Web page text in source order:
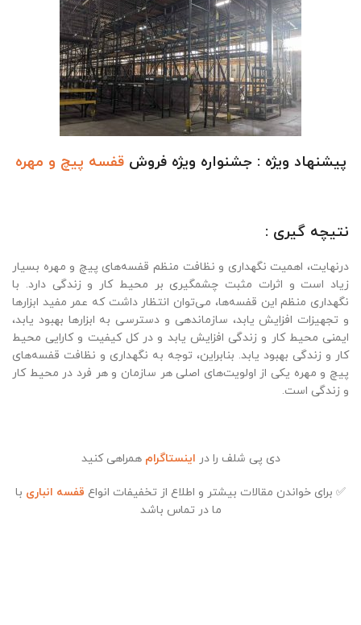
پیشنهاد ویژه : جشنواره ویژه فروشقفسه پیچ و مهره
نتیچه گیری :
درنهایت، اهمیت نگهداری و نظافت منظم قفسه‌های پیچ و مهره بسیار
زیاد است و اثرات مثبت چشمگیری بر محیط کار و زندگی دارد. با
نگهداری منظم این قفسه‌ها، می‌توان انتظار داشت که عمر مفید ابزارها
و تجهیزات افزایش یابد، سازماندهی و دسترسی به ابزارها بهبود یابد،
ایمنی محیط کار و زندگی افزایش یابد و در کل کیفیت و کارایی محیط
کار و زندگی بهبود یابد. بنابراین، توجه به نگهداری و نظافت قفسه‌های
پیچ و مهره یکی از اولویت‌های اصلی هر سازمان و هر فرد در محیط کار
و زندگی است.
دی پی شلف را در اینستاگرام همراهی کنید
✅ برای خواندن مقالات بیشتر و اطلاع از تخفیفات انواع قفسه انباری با
ما در تماس باشد